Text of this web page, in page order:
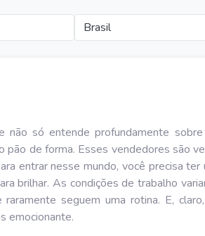
Brasil
não só entende profundamente
de forma. Esses vendedores são
entrar nesse mundo, você precisa
brilhar. As condições de trabalho
seguem uma rotina. E,
emocionante.